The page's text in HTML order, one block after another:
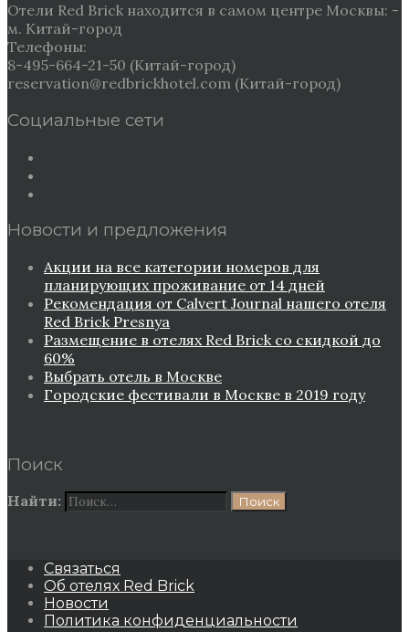
Отели Red Brick находится в самом центре Москвы: -
м. Китай-город
Телефоны:
8-495-664-21-50 (Китай-город)
reservation@redbrickhotel.com (Китай-город)
Социальные сети
Новости и предложения
Акции на все категории номеров для
планирующих проживание от 14 дней
Рекомендация от Сalvert Journal нашего отеля
Red Brick Presnya
Размещение в отелях Red Brick со скидкой до
60%
Выбрать отель в Москве
Городские фестивали в Москве в 2019 году
Поиск
Найти:
Связаться
Об отелях Red Brick
Новости
Политика конфиденциальности